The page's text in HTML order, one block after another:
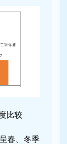
比较
春、冬季